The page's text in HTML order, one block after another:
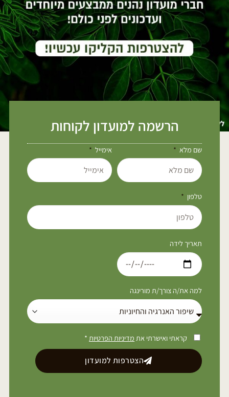
הרשמה למועדון לקוחות
שם מלא אימייל
טלפון
תאריך לידה
למה את/ה צורך/ת מורינגה
קראתי ואישרתי את מדיניות הפרטיות *
הצטרפות למועדון